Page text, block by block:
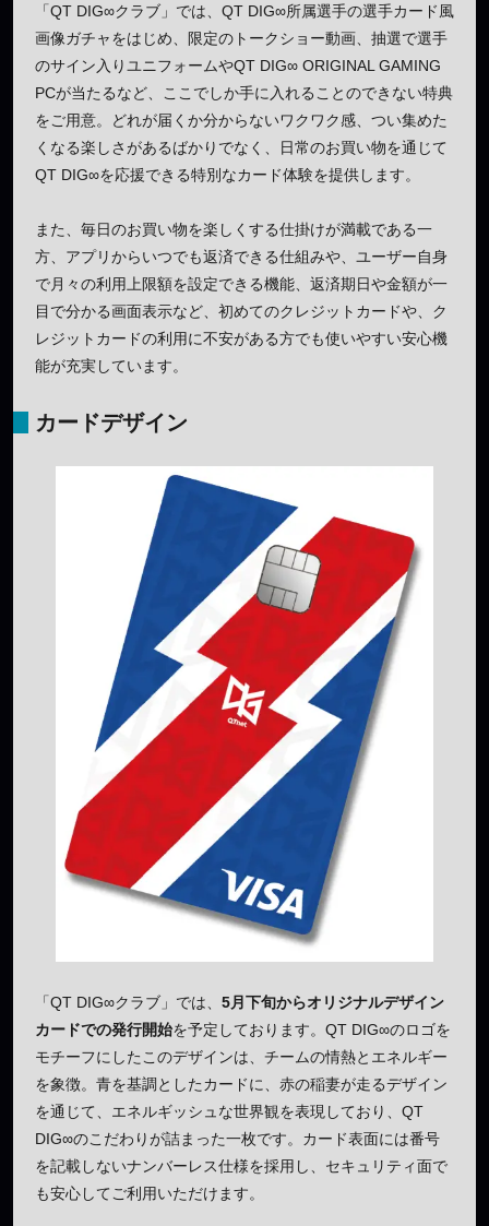
「QT DIG∞クラブ」では、QT DIG∞所属選手の選手カード風
画像ガチャをはじめ、限定のトークショー動画、抽選で選手
のサイン入りユニフォームやQT DIG∞ ORIGINAL GAMING
PCが当たるなど、ここでしか手に入れることのできない特典
をご用意。どれが届くか分からないワクワク感、つい集めた
くなる楽しさがあるばかりでなく、日常のお買い物を通じて
QT DIG∞を応援できる特別なカード体験を提供します。
また、毎日のお買い物を楽しくする仕掛けが満載である一
方、アプリからいつでも返済できる仕組みや、ユーザー自身
で月々の利用上限額を設定できる機能、返済期日や金額が一
目で分かる画面表示など、初めてのクレジットカードや、ク
レジットカードの利用に不安がある方でも使いやすい安心機
能が充実しています。
カードデザイン
「QT DIG∞クラブ」では、 5月下旬からオリジナルデザイン
カードでの発行開始を予定しております。QT DIG∞のロゴを
モチーフにしたこのデザインは、チームの情熱とエネルギー
を象徴。青を基調としたカードに、赤の稲妻が走るデザイン
を通じて、エネルギッシュな世界観を表現しており、QT
DIG∞のこだわりが詰まった一枚です。カード表面には番号
を記載しないナンバーレス仕様を採用し、セキュリティ面で
も安心してご利用いただけます。